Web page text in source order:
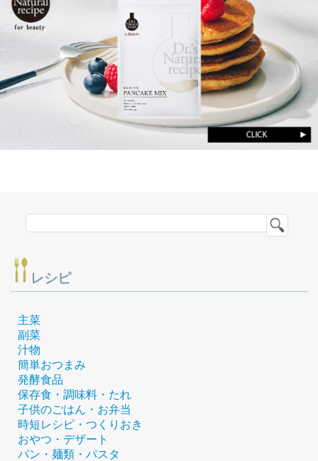
レシピ
主菜
副菜
汁物
簡単おつまみ
発酵食品
保存食・調味料・たれ
子供のごはん・お弁当
時短レシピ・つくりおき
おやつ・デザート
パン・麺類・パスタ